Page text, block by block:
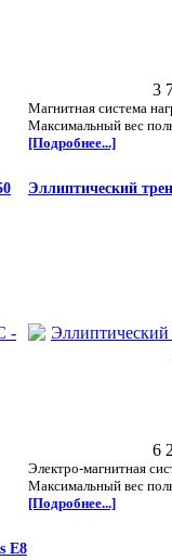
3
Магнитная система
Максимальный вес
[Подробнее...]
Эллиптический
6
Электро-магнитная
Максимальный вес
[Подробнее...]
E8